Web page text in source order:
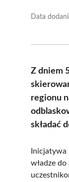
Data
Z dniem
regionu
składać
Inicjatywa
władze